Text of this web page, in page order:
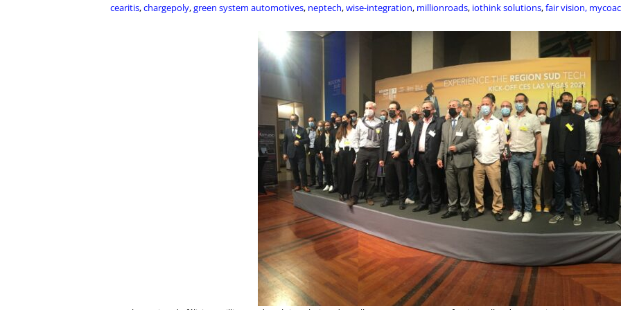
cearitis,chargepoly,green system automotives, neptech,wise-integration, millionroads, iothink solutions,fair vision,